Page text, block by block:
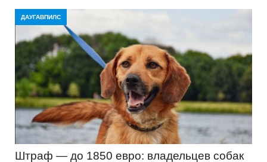
ДАУГАВПИЛС
Штраф — до 1850 евро: владельцев собак